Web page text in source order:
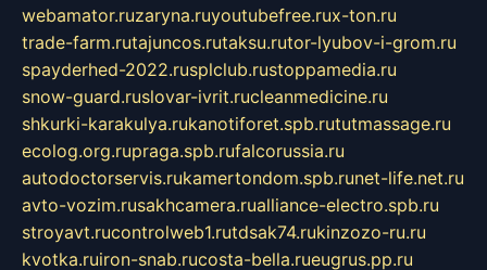
webamator.ruzaryna.ruyoutubefree.rux-ton.ru
trade-farm.rutajuncos.rutaksu.rutor-lyubov-i-grom.ru
spayderhed-2022.rusplclub.rustoppamedia.ru
snow-guard.ruslovar-ivrit.rucleanmedicine.ru
shkurki-karakulya.rukanotiforet.spb.rututmassage.ru
ecolog.org.rupraga.spb.rufalcorussia.ru
autodoctorservis.rukamertondom.spb.runet-life.net.ru
avto-vozim.rusakhcamera.rualliance-electro.spb.ru
stroyavt.rucontrolweb1.rutdsak74.rukinzozo-ru.ru
kvotka.ruiron-snab.rucosta-bella.rueugrus.pp.ru